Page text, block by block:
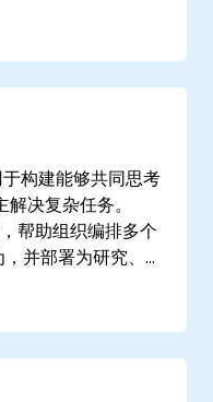
战，如回声消
通过沉浸式的实践
通过安全的远程桌
的专家与您的团
部研发实验室到产
交付模式中受
您的设施中，将这
，或在我们的专
中心专为声音实验
为Voice AI、
我们的战略咨询
和研究人员，他们
提供必要的
构建能够共同思考
决复杂任务。
帮助组织编排多个
并部署为研究、自
，设计、实施和
式包括互动远程桌
提示工程、代理工
无论您是构建第一